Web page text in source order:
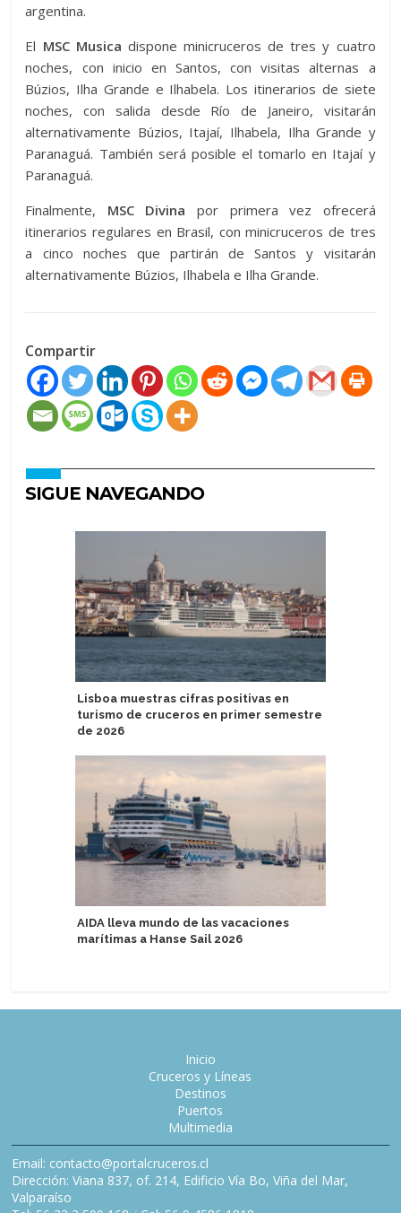
argentina.
El MSC Musica dispone minicruceros de tres y cuatro
noches, con inicio en Santos, con visitas alternas a
Búzios, Ilha Grande e Ilhabela. Los itinerarios de siete
noches, con salida desde Río de Janeiro, visitarán
alternativamente Búzios, Itajaí, Ilhabela, Ilha Grande y
Paranaguá. También será posible el tomarlo en Itajaí y
Paranaguá.
Finalmente, MSC Divina por primera vez ofrecerá
itinerarios regulares en Brasil, con minicruceros de tres
a cinco noches que partirán de Santos y visitarán
alternativamente Búzios, Ilhabela e Ilha Grande.
Compartir
SIGUE NAVEGANDO
Lisboa muestras cifras positivas en
turismo de cruceros en primer semestre
de 2026
AIDA lleva mundo de las vacaciones
marítimas a Hanse Sail 2026
Inicio
Cruceros y Líneas
Destinos
Puertos
Multimedia
Email: contacto@portalcruceros.cl
Dirección: Viana 837, of. 214, Edificio Vía Bo, Viña del Mar,
Valparaíso